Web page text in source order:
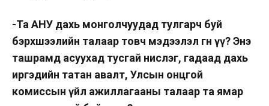
-Та АНУ дахь монголчуудад тулгарч буй
бэрхшээлийн талаар товч мэдээлэл өгнө үү? Энэ
ташрамд асуухад тусгай нислэг, гадаад дахь
иргэдийн татан авалт, Улсын онцгой
комиссын үйл ажиллагааны талаар та ямар